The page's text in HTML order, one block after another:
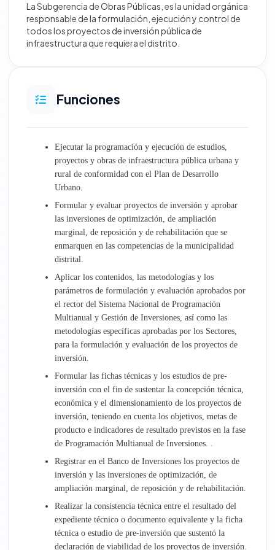
Desarrollo Territorial e Infraestructura
Oficinas generales
Atención al Ciudadano y Gestión Documentaria
Trámite Documentario
Archivo Central
Administración
Recursos Humanos
Planeamiento y Presupuesto
Asesoría Jurídica
Empresa Aguas de Talavera
La Subgerencia de Obras Públicas, es la unidad orgánica
responsable de la formulación, ejecución y control de
todos los proyectos de inversión pública de
infraestructura que requiera el distrito.
Funciones
Ejecutar la programación y ejecución de estudios,
proyectos y obras de infraestructura pública urbana y
rural de conformidad con el Plan de Desarrollo
Urbano.
Formular y evaluar proyectos de inversión y aprobar
las inversiones de optimización, de ampliación
marginal, de reposición y de rehabilitación que se
enmarquen en las competencias de la municipalidad
distrital.
Aplicar los contenidos, las metodologías y los
parámetros de formulación y evaluación aprobados por
el rector del Sistema Nacional de Programación
Multianual y Gestión de Inversiones, así como las
metodologías específicas aprobadas por los Sectores,
para la formulación y evaluación de los proyectos de
inversión.
Formular las fichas técnicas y los estudios de pre-
inversión con el fin de sustentar la concepción técnica,
económica y el dimensionamiento de los proyectos de
inversión, teniendo en cuenta los objetivos, metas de
producto e indicadores de resultado previstos en la fase
de Programación Multianual de Inversiones. .
Registrar en el Banco de Inversiones los proyectos de
inversión y las inversiones de optimización, de
ampliación marginal, de reposición y de rehabilitación.
Realizar la consistencia técnica entre el resultado del
expediente técnico o documento equivalente y la ficha
técnica o estudio de pre-inversión que sustentó la
declaración de viabilidad de los proyectos de inversión.